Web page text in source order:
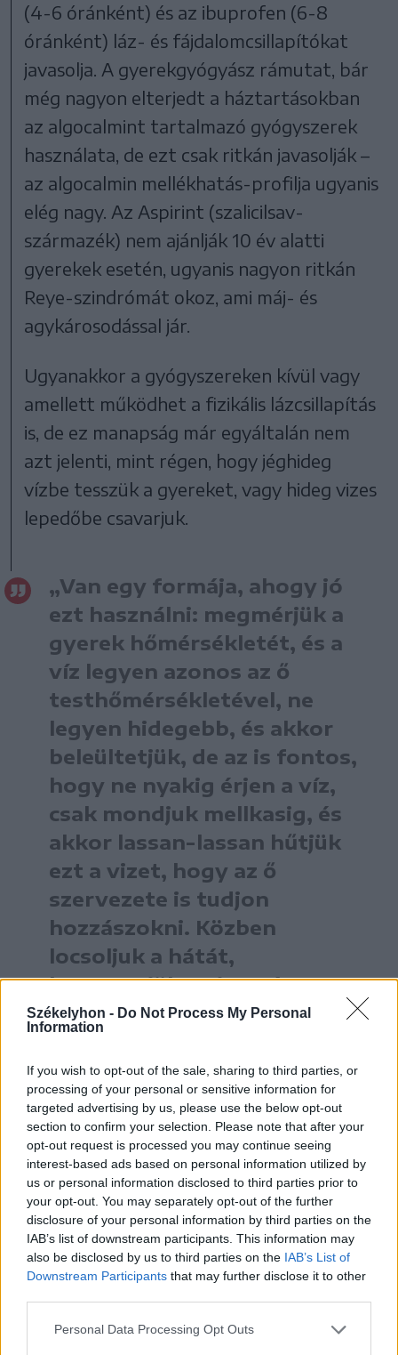
Székelyhon - Do Not Process My Personal
Information
If you wish to opt-out of the sale, sharing to third parties, or
processing of your personal or sensitive information for
targeted advertising by us, please use the below opt-out
section to confirm your selection. Please note that after your
opt-out request is processed you may continue seeing
interest-based ads based on personal information utilized by
us or personal information disclosed to third parties prior to
your opt-out. You may separately opt-out of the further
disclosure of your personal information by third parties on the
IAB’s list of downstream participants. This information may
also be disclosed by us to third parties on the IAB’s List of
Downstream Participants that may further disclose it to other
Personal Data Processing Opt Outs
(4-6 óránként) és az ibuprofen (6-8
óránként) láz- és fájdalomcsillapítókat
javasolja. A gyerekgyógyász rámutat, bár
még nagyon elterjedt a háztartásokban
az algocalmint tartalmazó gyógyszerek
használata, de ezt csak ritkán javasolják –
az algocalmin mellékhatás-profilja ugyanis
elég nagy. Az Aspirint (szalicilsav-
származék) nem ajánlják 10 év alatti
gyerekek esetén, ugyanis nagyon ritkán
Reye-szindrómát okoz, ami máj- és
agykárosodással jár.
Ugyanakkor a gyógyszereken kívül vagy
amellett működhet a fizikális lázcsillapítás
is, de ez manapság már egyáltalán nem
azt jelenti, mint régen, hogy jéghideg
vízbe tesszük a gyereket, vagy hideg vizes
lepedőbe csavarjuk.
„Van egy formája, ahogy jó
ezt használni: megmérjük a
gyerek hőmérsékletét, és a
víz legyen azonos az ő
testhőmérsékletével, ne
legyen hidegebb, és akkor
beleültetjük, de az is fontos,
hogy ne nyakig érjen a víz,
csak mondjuk mellkasig, és
akkor lassan-lassan hűtjük
ezt a vizet, hogy az ő
szervezete is tudjon
hozzászokni. Közben
locsoljuk a hátát,
kevergetjük a vizet, és
sosem hűtjük 31 fok alá a
látjuk, hogy a gyerek fázik,
didereg, kék a szája, azonnal
vegyük ki. Vagy ha ő azt
mondja első perctől, hogy ez
neki kellemetlen, akkor ezt
nem szabad erőltetni. Akkor
ez azt jelenti, hogy neki ez
nem hatásos”